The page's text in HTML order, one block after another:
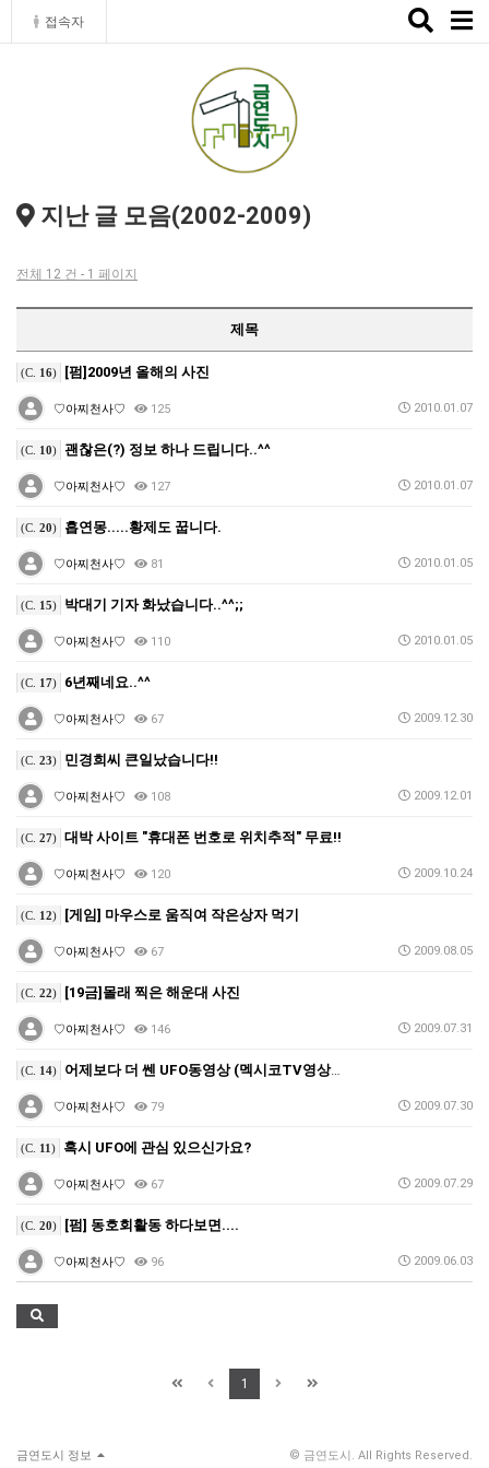
접속자
Toggle
지난 글 모음(2002-2009)
전체 12 건 - 1 페이지
제목
(C. 16) [펌]2009년 올해의 사진
♡아찌천사♡ 125 2010.01.07
(C. 10) 괜찮은(?) 정보 하나 드립니다..^^
♡아찌천사♡ 127 2010.01.07
(C. 20) 흡연몽.....황제도 꿉니다.
♡아찌천사♡ 81 2010.01.05
(C. 15) 박대기 기자 화났습니다..^^;;
♡아찌천사♡ 110 2010.01.05
(C. 17) 6년째네요..^^
♡아찌천사♡ 67 2009.12.30
(C. 23) 민경희씨 큰일났습니다!!
♡아찌천사♡ 108 2009.12.01
(C. 27) 대박 사이트 "휴대폰 번호로 위치추적" 무료!!
♡아찌천사♡ 120 2009.10.24
(C. 12) [게임] 마우스로 움직여 작은상자 먹기
♡아찌천사♡ 67 2009.08.05
(C. 22) [19금]몰래 찍은 해운대 사진
♡아찌천사♡ 146 2009.07.31
(C. 14) 어제보다 더 쎈 UFO동영상 (멕시코TV영상입니다.)
♡아찌천사♡ 79 2009.07.30
(C. 11) 혹시 UFO에 관심 있으신가요?
♡아찌천사♡ 67 2009.07.29
(C. 20) [펌] 동호회활동 하다보면....
♡아찌천사♡ 96 2009.06.03
1
금연도시 정보 © 금연도시. All Rights Reserved.